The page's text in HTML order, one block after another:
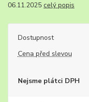
06.11.2025 celý popis
Dostupnost
Cena před slevou
Nejsme plátci DPH